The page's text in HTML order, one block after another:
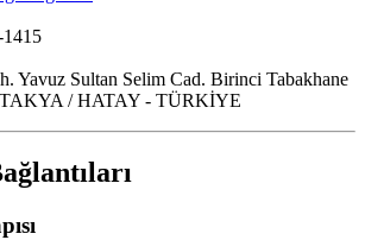
Yavuz Sultan Selim Cad. Birinci Tabakhane
/ HATAY - TÜRKİYE